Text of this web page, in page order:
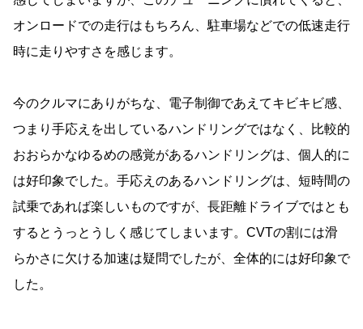
オンロードでの走行はもちろん、駐車場などでの低速走行
時に走りやすさを感じます。
今のクルマにありがちな、電子制御であえてキビキビ感、
つまり手応えを出しているハンドリングではなく、比較的
おおらかなゆるめの感覚があるハンドリングは、個人的に
は好印象でした。手応えのあるハンドリングは、短時間の
試乗であれば楽しいものですが、長距離ドライブではとも
するとうっとうしく感じてしまいます。CVTの割には滑
らかさに欠ける加速は疑問でしたが、全体的には好印象で
した。